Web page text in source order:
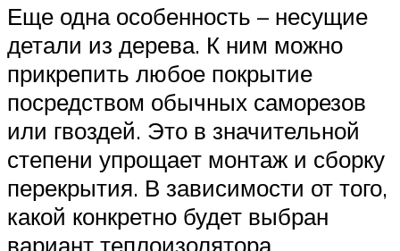
Еще одна особенность – несущие
детали из дерева. К ним можно
прикрепить любое покрытие
посредством обычных саморезов
или гвоздей. Это в значительной
степени упрощает монтаж и сборку
перекрытия. В зависимости от того,
какой конкретно будет выбран
вариант теплоизолятора,